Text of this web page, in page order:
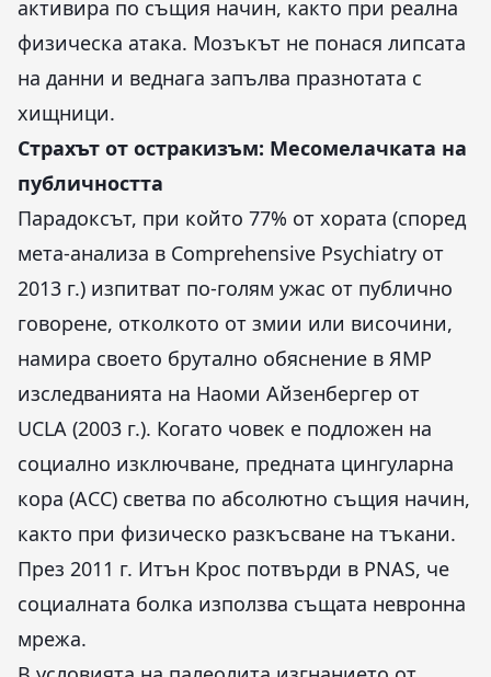
активира по същия начин, както при реална
физическа атака. Мозъкът не понася липсата
на данни и веднага запълва празнотата с
хищници.
Страхът от остракизъм: Месомелачката на
публичността
Парадоксът, при който 77% от хората (според
мета-анализа в Comprehensive Psychiatry от
2013 г.) изпитват по-голям ужас от публично
говорене, отколкото от змии или височини,
намира своето брутално обяснение в ЯМР
изследванията на Наоми Айзенбергер от
UCLA (2003 г.). Когато човек е подложен на
социално изключване, предната цингуларна
кора (ACC) светва по абсолютно същия начин,
както при физическо разкъсване на тъкани.
През 2011 г. Итън Крос потвърди в PNAS, че
социалната болка използва същата невронна
мрежа.